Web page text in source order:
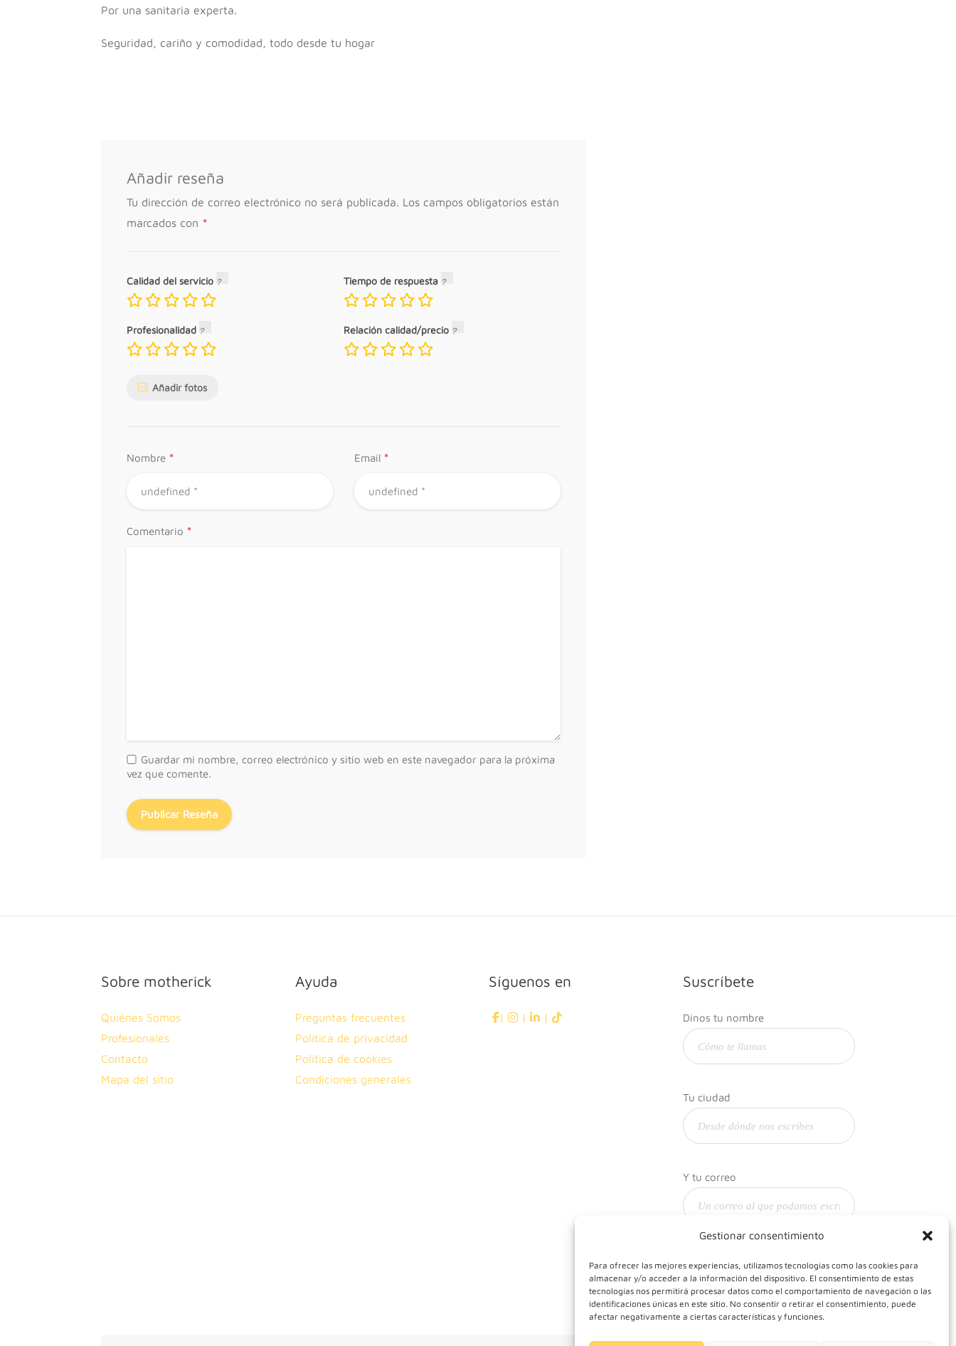
Gestionar consentimiento
Para ofrecer las mejores experiencias, utilizamos tecnologías como las cookies para
almacenar y/o acceder a la información del dispositivo. El consentimiento de estas
tecnologías nos permitirá procesar datos como el comportamiento de navegación o las
identificaciones únicas en este sitio. No consentir o retirar el consentimiento, puede
afectar negativamente a ciertas características y funciones.
Por una sanitaria experta.
Seguridad, cariño y comodidad, todo desde tu hogar
Añadir reseña
Tu dirección de correo electrónico no será publicada. Los campos obligatorios están
marcados con *
Calidad del servicio Tiempo de respuesta
Profesionalidad Relación calidad/precio
Añadir fotos
Nombre * Email *
Comentario *
Guardar mi nombre, correo electrónico y sitio web en este navegador para la próxima
vez que comente.
Sobre motherick
Quiénes Somos
Profesionales
Contacto
Mapa del sitio
Ayuda
Preguntas frecuentes
Política de privacidad
Política de cookies
Condiciones generales
Síguenos en
| | |
Suscríbete
Dinos tu nombre
Tu ciudad
Y tu correo